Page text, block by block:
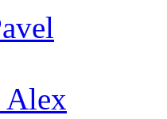
Alex